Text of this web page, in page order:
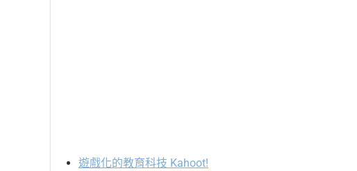
遊戲化的教育科技 Kahoot!